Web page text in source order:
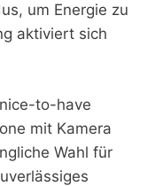
um Energie zu
aktiviert sich
to-have
mit Kamera
Wahl für